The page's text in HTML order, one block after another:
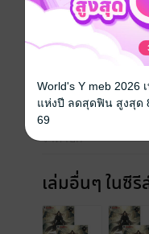
ซีรีส์
ประเภทไฟล์
ความยาว
ราคาปก
เล่มอื่นๆ ในซีรี
World's Y meb 2026
แห่งปี ลดสุดฟิน สูงสุด
69